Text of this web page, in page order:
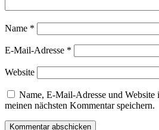
Name *
E-Mail-Adresse *
Website
Name, E-Mail-Adresse und Website
meinen nächsten Kommentar speichern.